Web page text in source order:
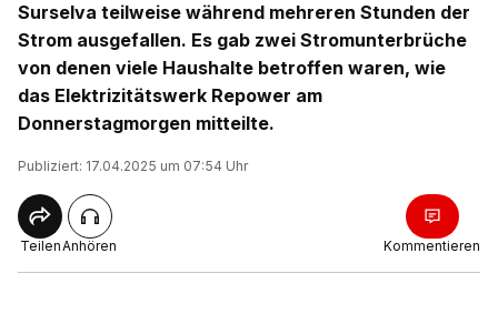
Surselva teilweise während mehreren Stunden der
Strom ausgefallen. Es gab zwei Stromunterbrüche
von denen viele Haushalte betroffen waren, wie
das Elektrizitätswerk Repower am
Donnerstagmorgen mitteilte.
Publiziert: 17.04.2025 um 07:54 Uhr
TeilenAnhören Kommentieren